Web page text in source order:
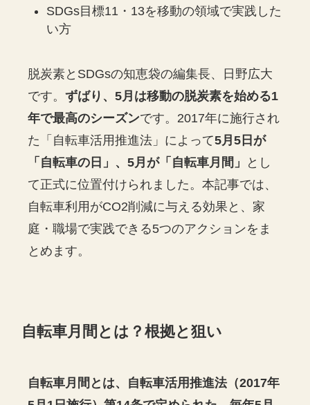
SDGs目標11・13を移動の領域で実践した
い方
脱炭素とSDGsの知恵袋の編集長、日野広大
です。ずばり、5月は移動の脱炭素を始める1
年で最高のシーズンです。2017年に施行され
た「自転車活用推進法」によって5月5日が
「自転車の日」、5月が「自転車月間」
とし
て正式に位置付けられました。本記事では、
自転車利用がCO2削減に与える効果と、家
庭・職場で実践できる5つのアクションをま
とめます。
自転車月間とは？根拠と狙い
自転車月間とは、自転車活用推進法（2017年